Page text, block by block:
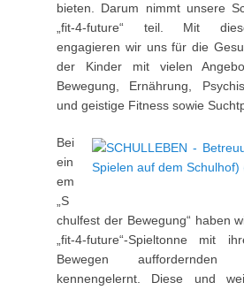
bieten. Darum nimmt unsere
„fit-4-future“ teil. Mit
engagieren wir uns für die
der Kinder mit vielen
Bewegung, Ernährung,
und geistige Fitness sowie
Bei
ein
em
„S
chulfest der Bewegung“ haben
„fit-4-future“-Spieltonne mit
Bewegen auffordernden
kennengelernt. Diese und